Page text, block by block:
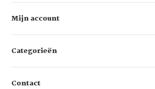
Mijn account
Categorieën
Contact